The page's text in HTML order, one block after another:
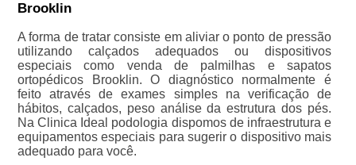
Brooklin
A forma de tratar consiste em aliviar o ponto de pressão
utilizando calçados adequados ou dispositivos
especiais como venda de palmilhas e sapatos
ortopédicos Brooklin. O diagnóstico normalmente é
feito através de exames simples na verificação de
hábitos, calçados, peso análise da estrutura dos pés.
Na Clinica Ideal podologia dispomos de infraestrutura e
equipamentos especiais para sugerir o dispositivo mais
adequado para você.